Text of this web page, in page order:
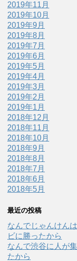
2019年11月
2019年10月
2019年9月
2019年8月
2019年7月
2019年6月
2019年5月
2019年4月
2019年3月
2019年2月
2019年1月
2018年12月
2018年11月
2018年10月
2018年9月
2018年8月
2018年7月
2018年6月
2018年5月
最近の投稿
なんでじゃんけん
ビに勝ったから
なんで渋谷に人が
たから